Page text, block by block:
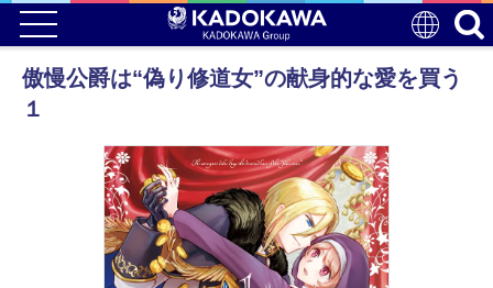
傲慢公爵は“偽り修道女”の献身的な愛を買う
１